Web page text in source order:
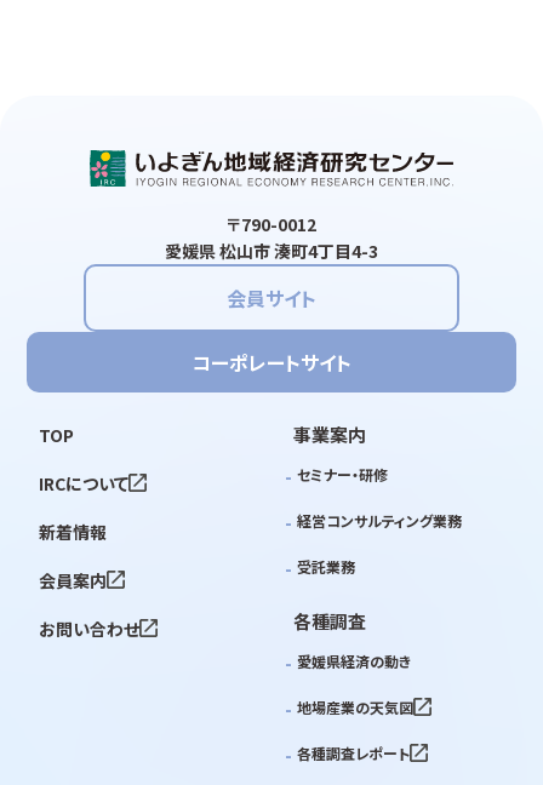
〒790-0012
愛媛県 松山市 湊町4丁目4-3
会員サイト
コーポレートサイト
TOP
IRCについて
新着情報
会員案内
お問い合わせ
事業案内
セミナー・研修
経営コンサルティング業務
受託業務
各種調査
愛媛県経済の動き
地場産業の天気図
各種調査レポート